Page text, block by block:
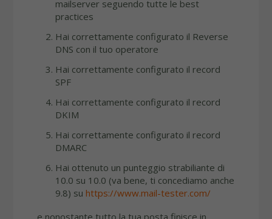
mailserver seguendo tutte le best
practices
Hai correttamente configurato il Reverse
DNS con il tuo operatore
Hai correttamente configurato il record
SPF
Hai correttamente configurato il record
DKIM
Hai correttamente configurato il record
DMARC
Hai ottenuto un punteggio strabiliante di
10.0 su 10.0 (va bene, ti concediamo anche
9.8) su https://www.mail-tester.com/
e nonostante tutto la tua posta finisce in